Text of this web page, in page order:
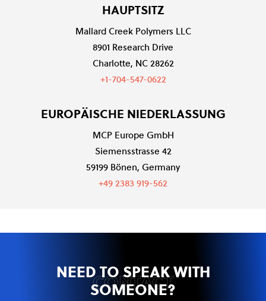
HAUPTSITZ
Mallard Creek Polymers LLC
8901 Research Drive
Charlotte, NC 28262
+1-704-547-0622
EUROPÄISCHE NIEDERLASSUNG
MCP Europe GmbH
Siemensstrasse 42
59199 Bönen, Germany
+49 2383 919-562
CONTACT
NEED TO SPEAK WITH
SOMEONE?